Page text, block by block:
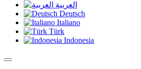
العربية
Deutsch
Italiano
Türk
Indonesia